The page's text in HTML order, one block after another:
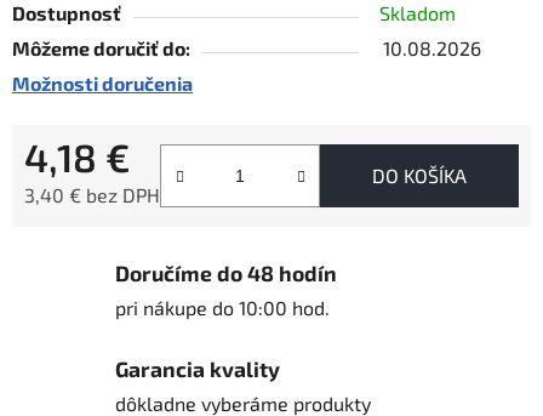
Dostupnosť
Skladom
Môžeme doručiť do:
10.08.2026
Možnosti doručenia
4,18 €
3,40 € bez DPH
DO KOŠÍKA
Doručíme do 48 hodín
pri nákupe do 10:00 hod.
Garancia kvality
dôkladne vyberáme produkty